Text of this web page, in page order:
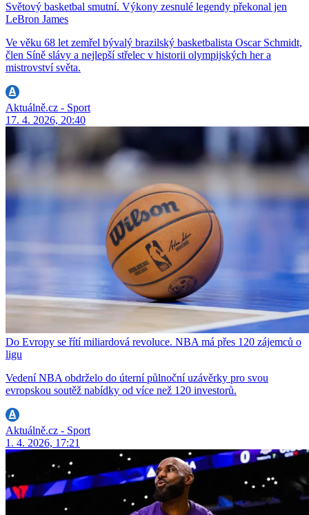
Světový basketbal smutní. Výkony zesnulé legendy překonal jen
LeBron James
Ve věku 68 let zemřel bývalý brazilský basketbalista Oscar Schmidt,
člen Síně slávy a nejlepší střelec v historii olympijských her a
mistrovství světa.
Aktuálně.cz - Sport
17. 4. 2026, 20:40
Do Evropy se řítí miliardová revoluce. NBA má přes 120 zájemců o
ligu
Vedení NBA obdrželo do úterní půlnoční uzávěrky pro svou
evropskou soutěž nabídky od více než 120 investorů.
Aktuálně.cz - Sport
1. 4. 2026, 17:21